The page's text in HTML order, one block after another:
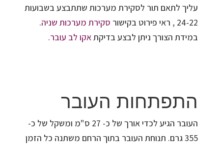
עליך לתאם תור לסקירת מערכות שתתבצע בשבועות
24-22 , ראי פירוט בקישור
סקירת מערכות שניה.
במידת הצורך ניתן לבצע בדיקתאקו לב עובר.
התפתחות העובר
העובר הגיע לכדי אורך של כ- 27 ס"מ ומשקל של כ-
355 גרם. תנוחת העובר בתוך הרחם משתנה כל הזמן